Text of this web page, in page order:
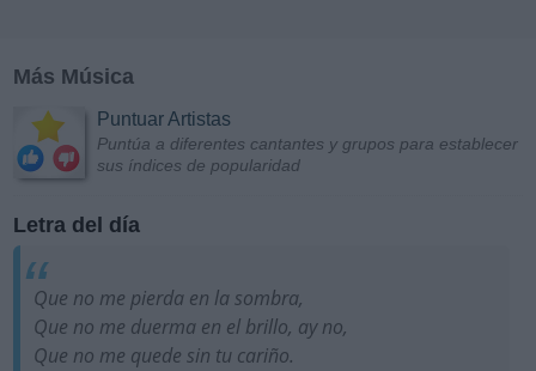
Más Música
Puntuar Artistas
Puntúa a diferentes cantantes y grupos para establecer
sus índices de popularidad
Letra del día
Que no me pierda en la sombra,
Que no me duerma en el brillo, ay no,
Que no me quede sin tu cariño.